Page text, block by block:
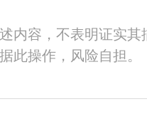
内容，不表明证实
此操作，风险自担。